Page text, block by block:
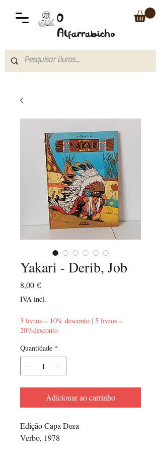
O
Alfarrabicho
Yakari - Derib, Job
8,00 €Preço
IVA incl.
3 livros = 10% desconto | 5 livros =
20%desconto
Quantidade *
Adicionar ao carrinho
Edição Capa Dura
Verbo, 1978